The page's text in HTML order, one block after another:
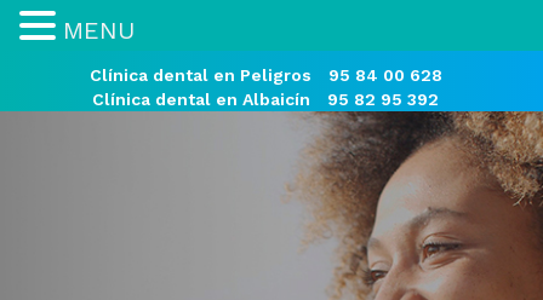
Clínica dental en Peligros
95 84 00 628
Clínica dental en Albaicín
95 82 95 392
MENU